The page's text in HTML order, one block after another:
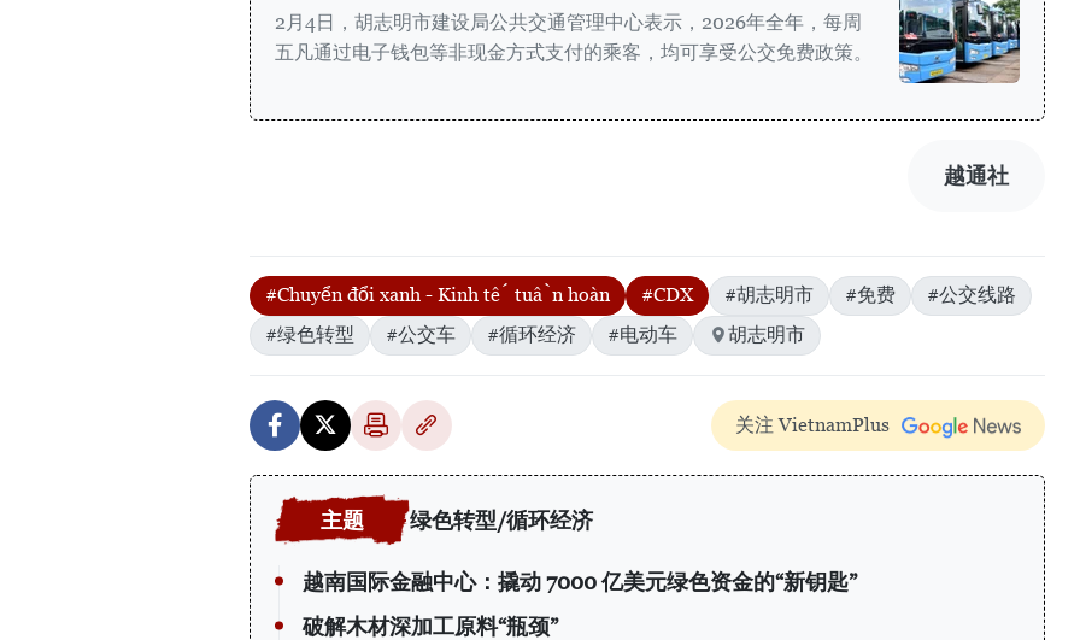
2月4日，胡志明市建设局公共交通管理中心表示，2026年全年，每周
五凡通过电子钱包等非现金方式支付的乘客，均可享受公交免费政策。
越通社
#Chuyển đổi xanh - Kinh tế tuần hoàn #CDX #胡志明市 #免费
#公交线路
#绿色转型
#公交车 #循环经济 #电动车 胡志明市
关注 VietnamPlus
绿色转型/循环经济
越南国际金融中心：撬动 7000 亿美元绿色资金的“新钥匙”
破解木材深加工原料“瓶颈”